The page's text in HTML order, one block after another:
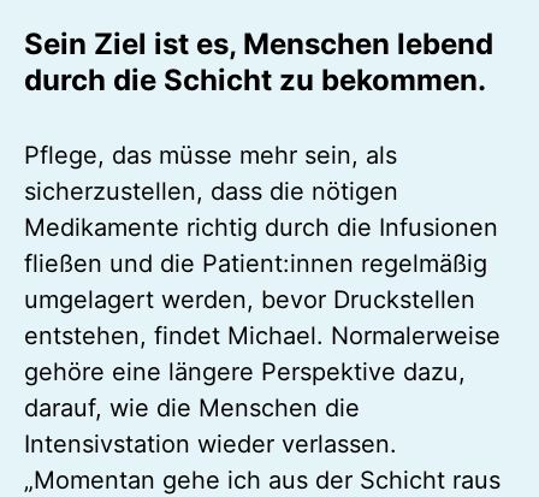
Sein Ziel ist es, Menschen lebend
durch die Schicht zu bekommen.
Pflege, das müsse mehr sein, als
sicherzustellen, dass die nötigen
Medikamente richtig durch die Infusionen
fließen und die Patient:innen regelmäßig
umgelagert werden, bevor Druckstellen
entstehen, findet Michael. Normalerweise
gehöre eine längere Perspektive dazu,
darauf, wie die Menschen die
Intensivstation wieder verlassen.
„Momentan gehe ich aus der Schicht raus